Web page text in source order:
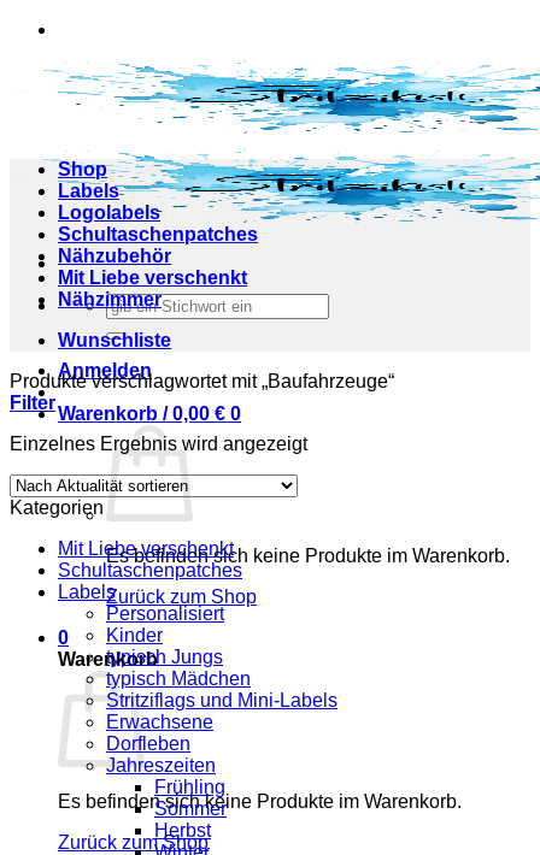
Zum
springen
Suchen
nach:
Anmelden
Warenkorb /0,00 € 0
Es befinden sich keine Produkte im Warenkorb.
Zurück zum Shop
0
Warenkorb
Es befinden sich keine Produkte im Warenkorb.
Zurück zum Shop
Shop
Labels
Logolabels
Schultaschenpatches
Nähzubehör
Mit Liebe verschenkt
Nähzimmer
Wunschliste
Produkte verschlagwortet mit „Baufahrzeuge“
Filter
Einzelnes Ergebnis wird angezeigt
Kategorien
Mit Liebe verschenkt
Schultaschenpatches
Labels
Personalisiert
Kinder
typisch Jungs
typisch Mädchen
Stritziflags und Mini-Labels
Erwachsene
Dorfleben
Jahreszeiten
Frühling
Sommer
Herbst